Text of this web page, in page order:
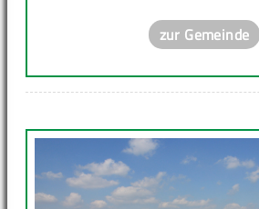
zur Gemeinde